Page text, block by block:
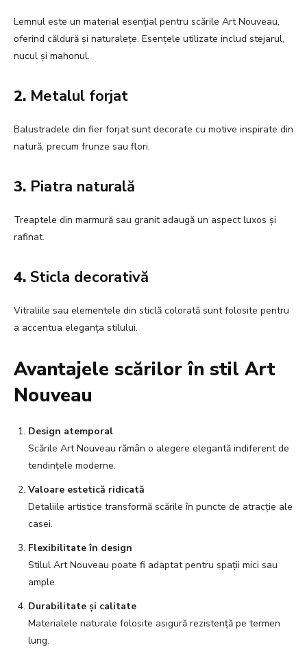
Lemnul este un material esențial pentru scările Art Nouveau,
oferind căldură și naturalețe. Esențele utilizate includ stejarul,
nucul și mahonul.
2. Metalul forjat
Balustradele din fier forjat sunt decorate cu motive inspirate din
natură, precum frunze sau flori.
3. Piatra naturală
Treaptele din marmură sau granit adaugă un aspect luxos și
rafinat.
4. Sticla decorativă
Vitraliile sau elementele din sticlă colorată sunt folosite pentru
a accentua eleganța stilului.
Avantajele scărilor în stil Art
Nouveau
Design atemporal
Scările Art Nouveau rămân o alegere elegantă indiferent de
tendințele moderne.
Valoare estetică ridicată
Detaliile artistice transformă scările în puncte de atracție ale
casei.
Flexibilitate în design
Stilul Art Nouveau poate fi adaptat pentru spații mici sau
ample.
Durabilitate și calitate
Materialele naturale folosite asigură rezistență pe termen
lung.